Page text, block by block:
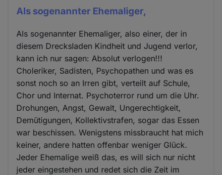
Als sogenannter Ehemaliger,
Als sogenannter Ehemaliger, also einer, der in
diesem Drecksladen Kindheit und Jugend verlor,
kann ich nur sagen: Absolut verlogen!!!
Choleriker, Sadisten, Psychopathen und was es
sonst noch so an Irren gibt, verteilt auf Schule,
Chor und Internat. Psychoterror rund um die Uhr.
Drohungen, Angst, Gewalt, Ungerechtigkeit,
Demütigungen, Kollektivstrafen, sogar das Essen
war beschissen. Wenigstens missbraucht hat mich
keiner, andere hatten offenbar weniger Glück.
Jeder Ehemalige weiß das, es will sich nur nicht
jeder eingestehen und redet sich die Zeit im